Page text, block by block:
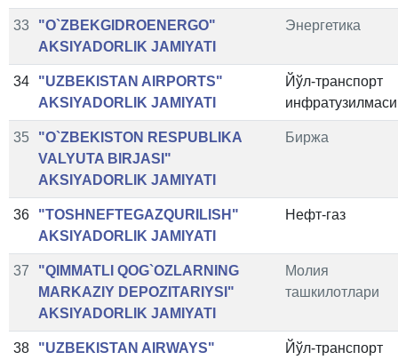
33
"O`ZBEKGIDROENERGO"
AKSIYADORLIK JAMIYATI
Энергетика
34
"UZBEKISTAN AIRPORTS"
AKSIYADORLIK JAMIYATI
Йўл-транспорт
инфратузилмаси
35
"O`ZBEKISTON RESPUBLIKA
VALYUTA BIRJASI"
AKSIYADORLIK JAMIYATI
Биржа
36
"TOSHNEFTEGAZQURILISH"
AKSIYADORLIK JAMIYATI
Нефт-газ
37
"QIMMATLI QOG`OZLARNING
MARKAZIY DEPOZITARIYSI"
AKSIYADORLIK JAMIYATI
Молия
ташкилотлари
38
"UZBEKISTAN AIRWAYS"
Йўл-транспорт